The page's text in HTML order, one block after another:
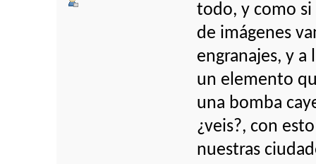
todo, y como
de imágenes
engranajes, y a
un elemento
una bomba
¿veis?, con
nuestras